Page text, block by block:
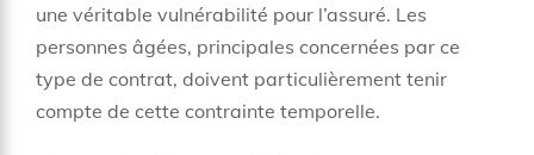
une véritable vulnérabilité pour l’assuré. Les
personnes âgées, principales concernées par ce
type de contrat, doivent particulièrement tenir
compte de cette contrainte temporelle.